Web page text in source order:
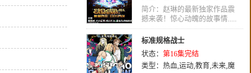
简介：赵琳的最新独家作品震
撼来袭！惊心动魄的故事情.....
标准规格战士
状态： 第16集完结
类型： 热血,运动,教育,未来,魔